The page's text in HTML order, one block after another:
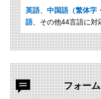
英語 中国語（繁体字
語 、その他44言語に対
フォー